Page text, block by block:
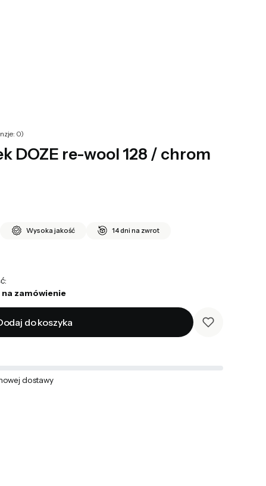
0. Zobacz szczegóły
0)
DOZE re-wool 128 / chrom
Wysoka jakość 14 dni na zwrot
zamówienie
do koszyka
dostawy